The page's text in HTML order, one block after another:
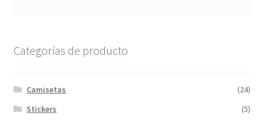
Categorías de producto
Camisetas
(24)
Stickers
(5)